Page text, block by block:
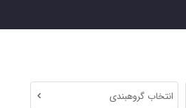
انتخاب گروهبندی